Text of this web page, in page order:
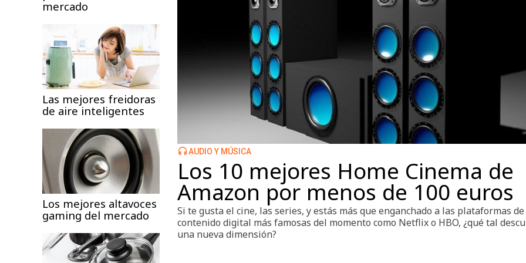
mercado
Las mejores freidoras
de aire inteligentes
Los mejores altavoces
gaming del mercado
AUDIO Y MÚSICA
Los 10 mejores Home Cinema de
Amazon por menos de 100 euros
Si te gusta el cine, las series, y estás más que enganchado a las plataformas de
contenido digital más famosas del momento como Netflix o HBO, ¿qué tal
una nueva dimensión?